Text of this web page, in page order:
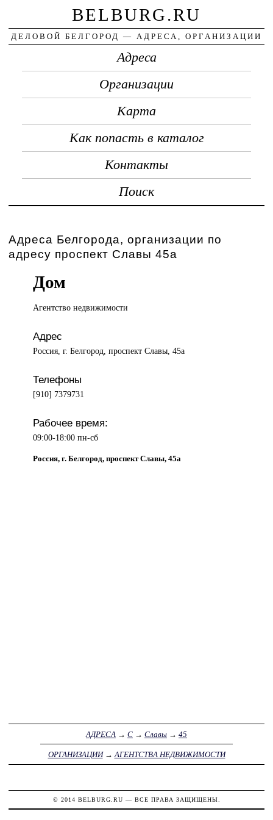
BELBURG.RU
ДЕЛОВОЙ БЕЛГОРОД — АДРЕСА, ОРГАНИЗАЦИИ
Адреса
Организации
Карта
Как попасть в каталог
Контакты
Поиск
Адреса Белгорода, организации по
адресу проспект Славы 45а
Дом
Агентство недвижимости
Адрес
Россия, г. Белгород, проспект Славы, 45а
Телефоны
[910] 7379731
Рабочее время:
09:00-18:00 пн-сб
Россия, г. Белгород, проспект Славы, 45а
АДРЕСА → С → Славы → 45
ОРГАНИЗАЦИИ→ АГЕНТСТВА НЕДВИЖИМОСТИ
© 2014 BELBURG.RU — ВСЕ ПРАВА ЗАЩИЩЕНЫ.